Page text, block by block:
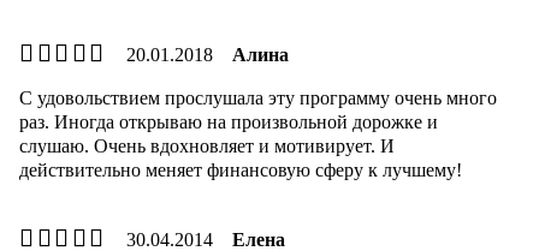
20.01.2018 Алина
С удовольствием прослушала эту программу очень много
раз. Иногда открываю на произвольной дорожке и
слушаю. Очень вдохновляет и мотивирует. И
действительно меняет финансовую сферу к лучшему!
30.04.2014 Елена